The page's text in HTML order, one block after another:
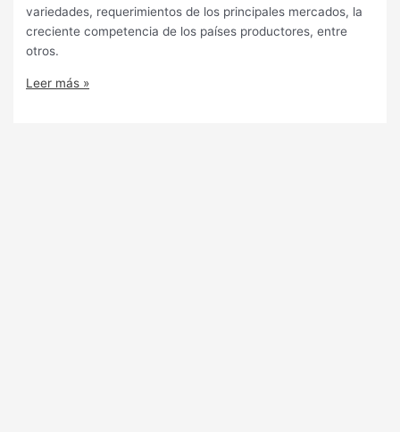
variedades, requerimientos de los principales mercados, la
creciente competencia de los países productores, entre
otros.
Leer más »